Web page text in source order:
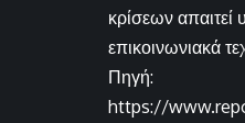
κρίσεων
επικοινωνιακά
Πηγή:
https://